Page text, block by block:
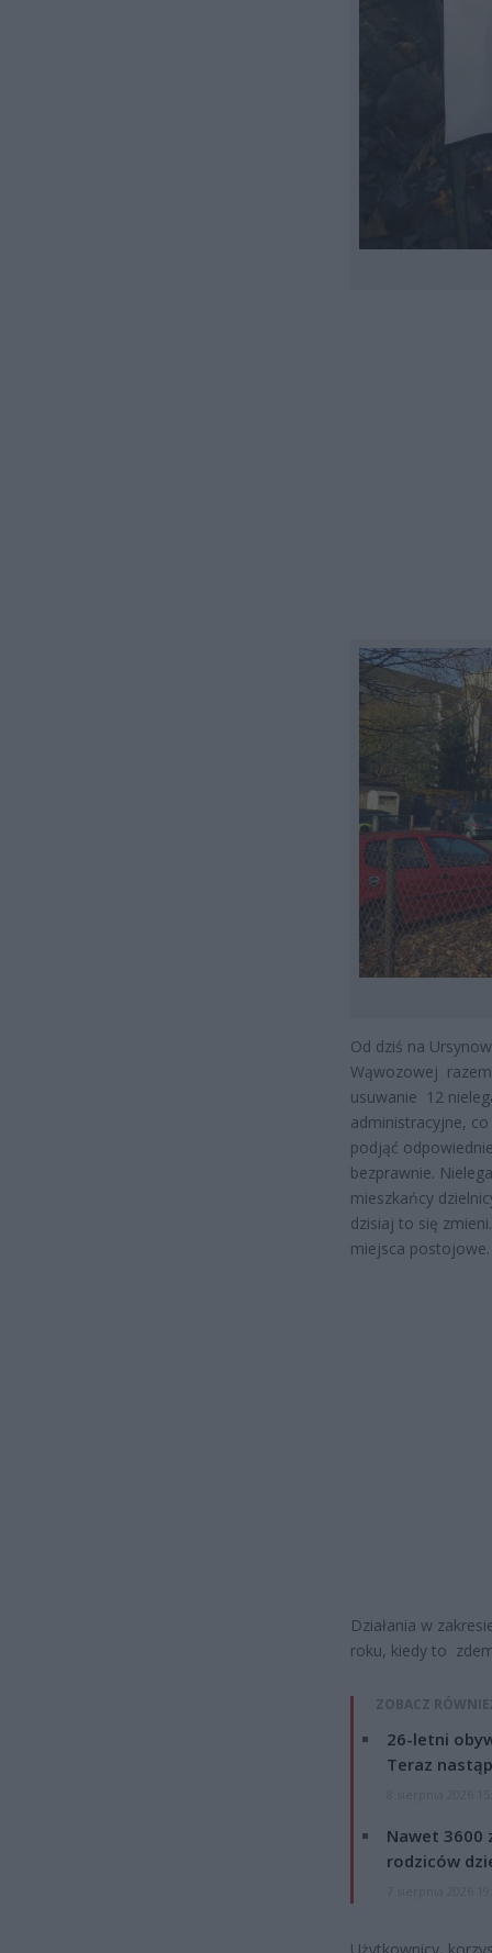
Od dziś na
Wąwozowej
usuwanie 12
administracyjne,
podjąć
bezprawnie.
mieszkańcy
dzisiaj to się
miejsca postojowe.
Działania w
roku, kiedy to
ZOBACZ
26-letni
Teraz
Nawet 3600
rodziców